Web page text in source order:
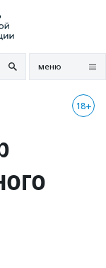
меню
18+